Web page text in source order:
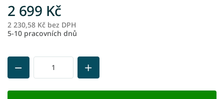
2 699 Kč
2 230,58 Kč bez DPH
5-10 pracovních dnů